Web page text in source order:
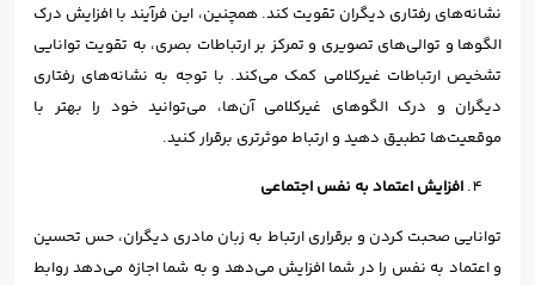
نشانه‌های رفتاری دیگران تقویت کند. همچنین، این فرآیند با افزایش درک
الگوها و توالی‌های تصویری و تمرکز بر ارتباطات بصری، به تقویت توانایی
تشخیص ارتباطات غیرکلامی کمک می‌کند. با توجه به نشانه‌های رفتاری
دیگران و درک الگوهای غیرکلامی آن‌ها، می‌توانید خود را بهتر با
موقعیت‌ها تطبیق دهید و ارتباط موثرتری برقرار کنید.
افزایش اعتماد به نفس اجتماعی
توانایی صحبت کردن و برقراری ارتباط به زبان مادری دیگران، حس تحسین
و اعتماد به نفس را در شما افزایش می‌دهد و به شما اجازه می‌دهد روابط